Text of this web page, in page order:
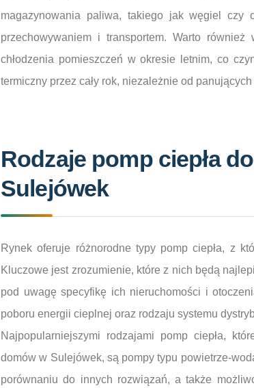
magazynowania paliwa, takiego jak węgiel czy
przechowywaniem i transportem. Warto
chłodzenia pomieszczeń w okresie letnim, co
termiczny przez cały rok, niezależnie od
Rodzaje pomp ciepła
Sulejówek
Rynek oferuje różnorodne typy pomp ciepła, z
Kluczowe jest zrozumienie, które z nich będą
pod uwagę specyfikę ich nieruchomości i
poboru energii cieplnej oraz rodzaju systemu
Najpopularniejszymi rodzajami pomp ciepła,
domów w Sulejówek, są pompy typu powietrze-
porównaniu do innych rozwiązań, a także